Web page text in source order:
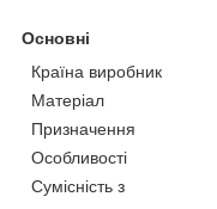
Основні
Країна виробник
Матеріал
Призначення
Особливості
Сумісність з